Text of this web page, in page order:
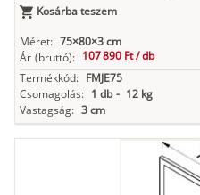
Kosárba teszem
Méret: 75×80×3 cm
Ár (bruttó): 107 890 Ft /db
Termékkód: FMJE75
Csomagolás: 1 db - 12 kg
Vastagság: 3 cm